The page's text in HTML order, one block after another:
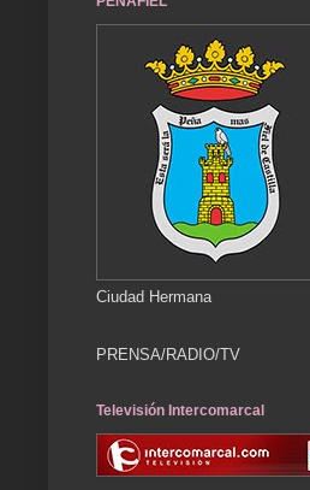
Ciudad Hermana
PRENSA/RADIO/TV
Televisión Intercomarcal